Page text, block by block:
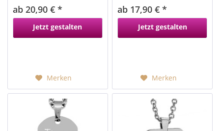
ab 20,90 € *
Jetzt gestalten
Merken
ab 17,90 € *
Jetzt gestalten
Merken